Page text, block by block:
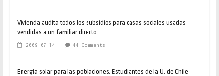
Vivienda audita todos los subsidios para casas sociales usadas
vendidas a un familiar directo
2009-07-14 44 Comments
Energía solar para las poblaciones. Estudiantes de la U. de Chile